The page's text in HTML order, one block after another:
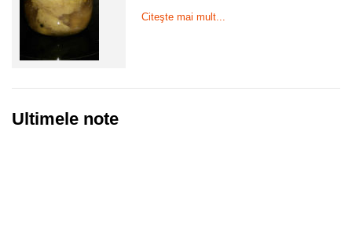
Citeşte mai mult...
Ultimele note